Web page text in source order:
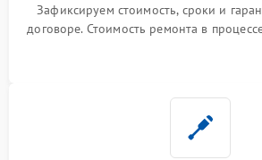
Зафиксируем стоимость, сроки и
договоре. Стоимость ремонта в